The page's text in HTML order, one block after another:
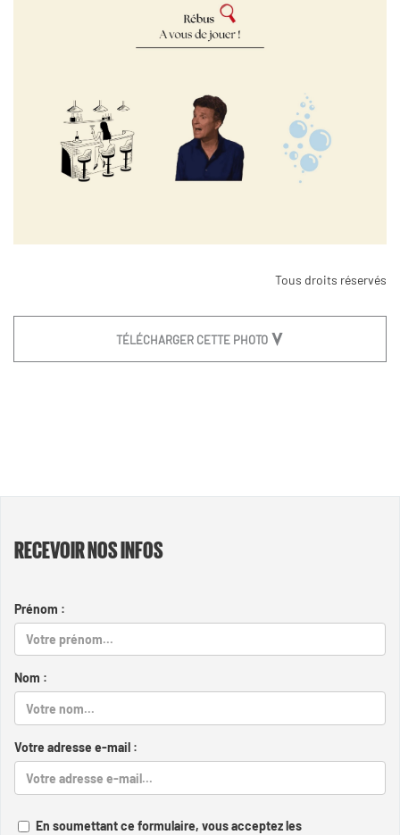
Tous droits réservés
TÉLÉCHARGER CETTE PHOTO
RECEVOIR NOS INFOS
Prénom :
Nom :
Votre adresse e-mail :
En soumettant ce formulaire, vous acceptez les